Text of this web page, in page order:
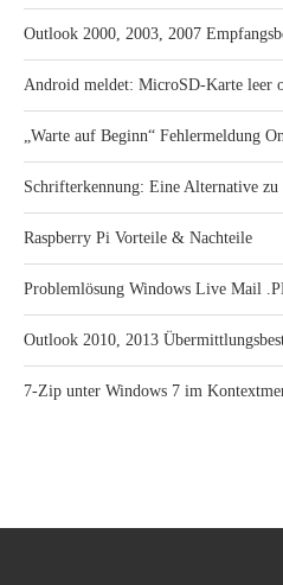
Outlook 2000, 2003, 2007
Android meldet: MicroSD-Karte leer
„Warte auf Beginn“ Fehlermeldung
Schrifterkennung: Eine Alternative zu
Raspberry Pi Vorteile & Nachteile
Problemlösung Windows Live Mail
Outlook 2010, 2013
7-Zip unter Windows 7 im